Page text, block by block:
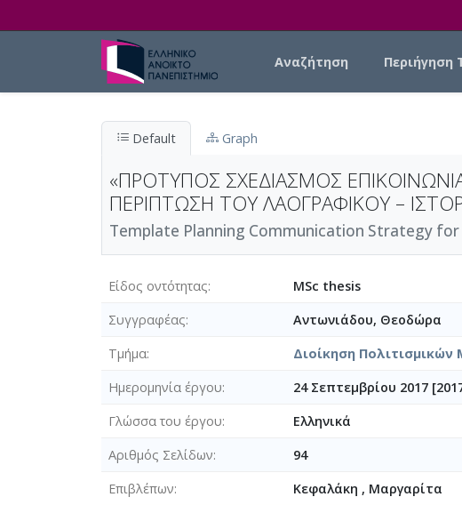
Αναζήτηση Περιήγηση
Default Graph
«ΠΡΟΤΥΠΟΣ ΣΧΕΔΙΑΣΜΟΣ
ΠΕΡΙΠΤΩΣΗ ΤΟΥ ΛΑΟΓΡΑΦΙΚΟΥ –
Template Planning Communication Strategy
Είδος οντότητας
MSc thesis
Συγγραφέας
Αντωνιάδου, Θεοδώρα
Τμήμα
Διοίκηση
Ημερομηνία έργου
24 Σεπτεμβρίου 2017
Γλώσσα του έργου
Ελληνικά
Αριθμός Σελίδων
94
Επιβλέπων
Κεφαλάκη , Μαργαρίτα